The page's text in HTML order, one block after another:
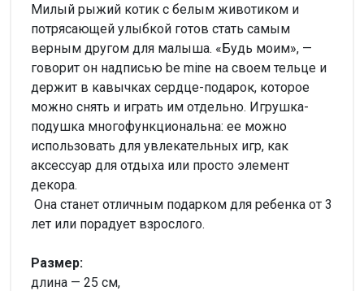
Милый рыжий котик с белым животиком и
потрясающей улыбкой готов стать самым
верным другом для малыша. «Будь моим», —
говорит он надписью be mine на своем тельце и
держит в кавычках сердце-подарок, которое
можно снять и играть им отдельно. Игрушка-
подушка многофункциональна: ее можно
использовать для увлекательных игр, как
аксессуар для отдыха или просто элемент
декора.
Она станет отличным подарком для ребенка от 3
лет или порадует взрослого.
Размер:
длина — 25 см,